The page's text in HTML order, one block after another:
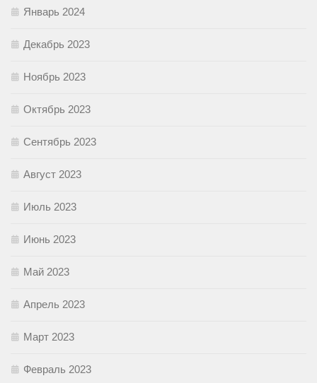
Январь 2024
Декабрь 2023
Ноябрь 2023
Октябрь 2023
Сентябрь 2023
Август 2023
Июль 2023
Июнь 2023
Май 2023
Апрель 2023
Март 2023
Февраль 2023